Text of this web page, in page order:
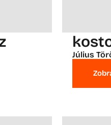
Július